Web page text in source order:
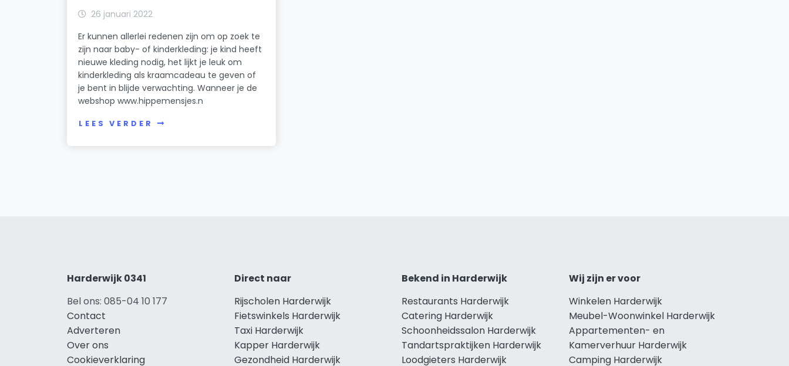
26 januari 2022
Er kunnen allerlei redenen zijn om op zoek te
zijn naar baby- of kinderkleding: je kind heeft
nieuwe kleding nodig, het lijkt je leuk om
kinderkleding als kraamcadeau te geven of
je bent in blijde verwachting. Wanneer je de
webshop www.hippemensjes.n
LEES VERDER
Harderwijk 0341
Bel ons: 085-04 10 177
Contact
Adverteren
Over ons
Cookieverklaring
Direct naar
Rijscholen Harderwijk
Fietswinkels Harderwijk
Taxi Harderwijk
Kapper Harderwijk
Gezondheid Harderwijk
Bekend in Harderwijk
Restaurants Harderwijk
Catering Harderwijk
Schoonheidssalon Harderwijk
Tandartspraktijken Harderwijk
Loodgieters Harderwijk
Wij zijn er voor
Winkelen Harderwijk
Meubel-Woonwinkel Harderwijk
Appartementen- en
Kamerverhuur Harderwijk
Camping Harderwijk